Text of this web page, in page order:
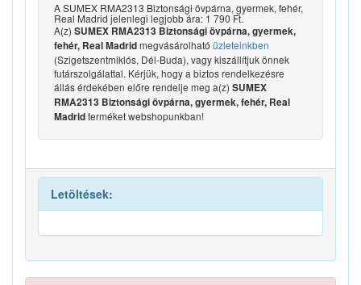
A SUMEX RMA2313 Biztonsági övpárna, gyermek, fehér,
Real Madrid jelenlegi legjobb ára: 1 790 Ft.
A(z) SUMEX RMA2313 Biztonsági övpárna, gyermek,
fehér, Real Madridmegvásárolható üzleteinkben
(Szigetszentmiklós, Dél-Buda), vagy kiszállítjuk önnek
futárszolgálattal. Kérjük, hogy a biztos rendelkezésre
állás érdekében előre rendelje meg a(z) SUMEX
RMA2313 Biztonsági övpárna, gyermek, fehér, Real
Madridterméket webshopunkban!
Letöltések: